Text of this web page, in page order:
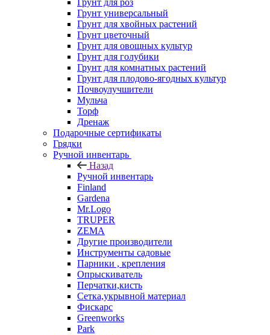
Грунт универсальный
Грунт для хвойных растений
Грунт цветочный
Грунт для овощных культур
Грунт для голубики
Грунт для комнатных растений
Грунт для плодово-ягодных культур
Почвоулучшители
Мульча
Торф
Дренаж
Подарочные сертификаты
Грядки
Ручной инвентарь
Назад
Ручной инвентарь
Finland
Gardena
Mr.Logo
TRUPER
ZEMA
Другие производители
Инструменты садовые
Парники , крепления
Опрыскиватель
Перчатки,кисть
Сетка,укрывной материал
Фискарс
Greenworks
Park